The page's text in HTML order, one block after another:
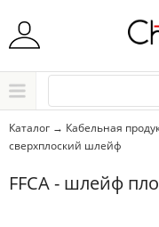
Начните водить
Выбрать
Каталог → Кабельная
сверхплоский шлейф
FFCA - шлейф